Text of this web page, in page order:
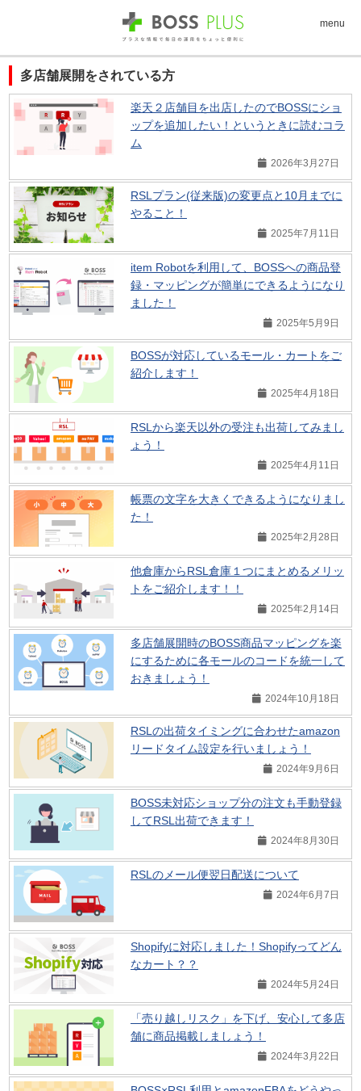
menu
多店舗展開をされている方
楽天２店舗目を出店したのでBOSSにショ
ップを追加したい！というときに読むコラ
ム
2026年3月27日
RSLプラン(従来版)の変更点と10月までに
やること！
2025年7月11日
item Robotを利用して、BOSSへの商品登
録・マッピングが簡単にできるようになり
ました！
2025年5月9日
BOSSが対応しているモール・カートをご
紹介します！
2025年4月18日
RSLから楽天以外の受注も出荷してみまし
ょう！
2025年4月11日
帳票の文字を大きくできるようになりまし
た！
2025年2月28日
他倉庫からRSL倉庫１つにまとめるメリッ
トをご紹介します！！
2025年2月14日
多店舗展開時のBOSS商品マッピングを楽
にするために各モールのコードを統一して
おきましょう！
2024年10月18日
RSLの出荷タイミングに合わせたamazon
リードタイム設定を行いましょう！
2024年9月6日
BOSS未対応ショップ分の注文も手動登録
してRSL出荷できます！
2024年8月30日
RSLのメール便翌日配送について
2024年6月7日
Shopifyに対応しました！Shopifyってどん
なカート？？
2024年5月24日
「売り越しリスク」を下げ、安心して多店
舗に商品掲載しましょう！
2024年3月22日